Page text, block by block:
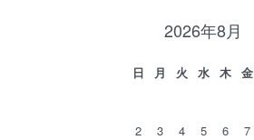
2026年8月
日 月 火 水 木 金
2
3 4 5 6 7